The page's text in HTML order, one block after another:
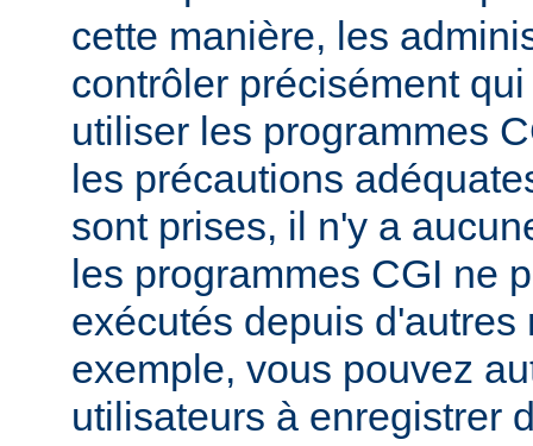
cette manière, les
contrôler précisément
utiliser les programmes
les précautions
sont prises, il n'y a
les programmes CGI ne
exécutés depuis d'autres
exemple, vous pouvez
utilisateurs à enregistrer